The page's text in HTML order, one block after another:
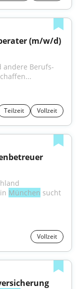
(m/w/d)
andere Berufs­
Teilzeit Vollzeit
München sucht
Vollzeit